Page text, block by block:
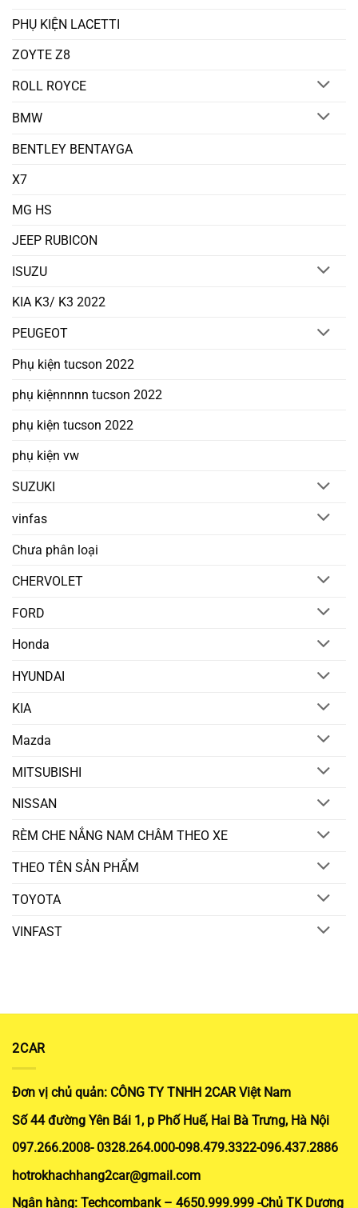
PHỤ KIỆN LACETTI
ZOYTE Z8
ROLL ROYCE
BMW
BENTLEY BENTAYGA
X7
MG HS
JEEP RUBICON
ISUZU
KIA K3/ K3 2022
PEUGEOT
Phụ kiện tucson 2022
phụ kiệnnnnn tucson 2022
phụ kiện tucson 2022
phụ kiện vw
SUZUKI
vinfas
Chưa phân loại
CHERVOLET
FORD
Honda
HYUNDAI
KIA
Mazda
MITSUBISHI
NISSAN
RÈM CHE NẮNG NAM CHÂM THEO XE
THEO TÊN SẢN PHẨM
TOYOTA
VINFAST
2CAR
Đơn vị chủ quản: CÔNG TY TNHH 2CAR Việt Nam
Số 44 đường Yên Bái 1, p Phố Huế, Hai Bà Trưng, Hà Nội
097.266.2008- 0328.264.000-098.479.3322-096.437.2886
hotrokhachhang2car@gmail.com
Ngân hàng: Techcombank – 4650.999.999 -Chủ TK Dương